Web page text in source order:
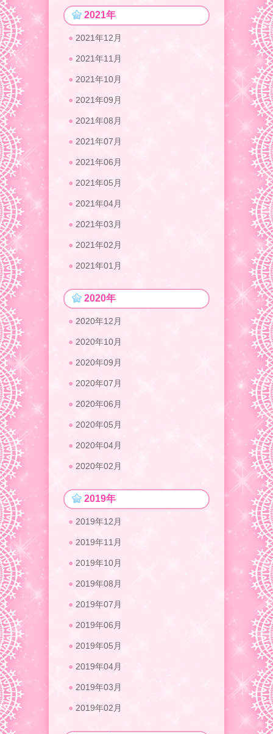
2021年
2021年12月
2021年11月
2021年10月
2021年09月
2021年08月
2021年07月
2021年06月
2021年05月
2021年04月
2021年03月
2021年02月
2021年01月
2020年
2020年12月
2020年10月
2020年09月
2020年07月
2020年06月
2020年05月
2020年04月
2020年02月
2019年
2019年12月
2019年11月
2019年10月
2019年08月
2019年07月
2019年06月
2019年05月
2019年04月
2019年03月
2019年02月